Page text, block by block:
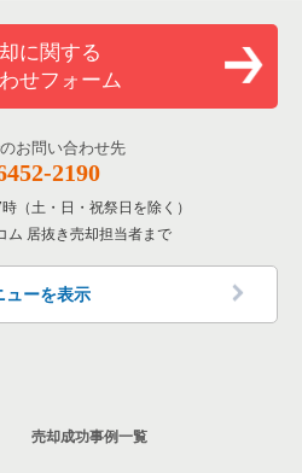
に関する
せフォーム
お問い合わせ先
2190
（土・日・祝祭日を除く）
ム 居抜き売却担当者まで
ューを表示
売却成功事例一覧